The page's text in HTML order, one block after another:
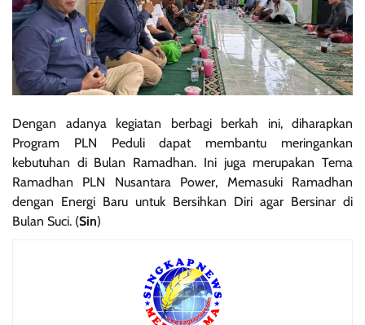
Dengan adanya kegiatan berbagi berkah ini, diharapkan
Program PLN Peduli dapat membantu meringankan
kebutuhan di Bulan Ramadhan. Ini juga merupakan Tema
Ramadhan PLN Nusantara Power, Memasuki Ramadhan
dengan Energi Baru untuk Bersihkan Diri agar Bersinar di
Bulan Suci. (Sin)